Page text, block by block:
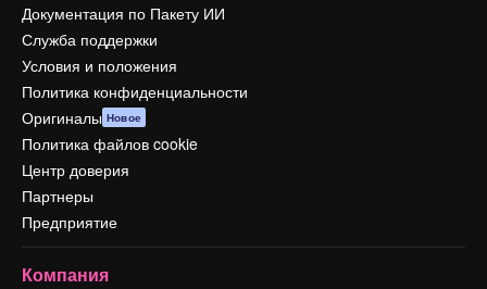
Документация по Пакету ИИ
Служба поддержки
Условия и положения
Политика конфиденциальности
Оригиналы Новое
Политика файлов cookie
Центр доверия
Партнеры
Предприятие
Компания